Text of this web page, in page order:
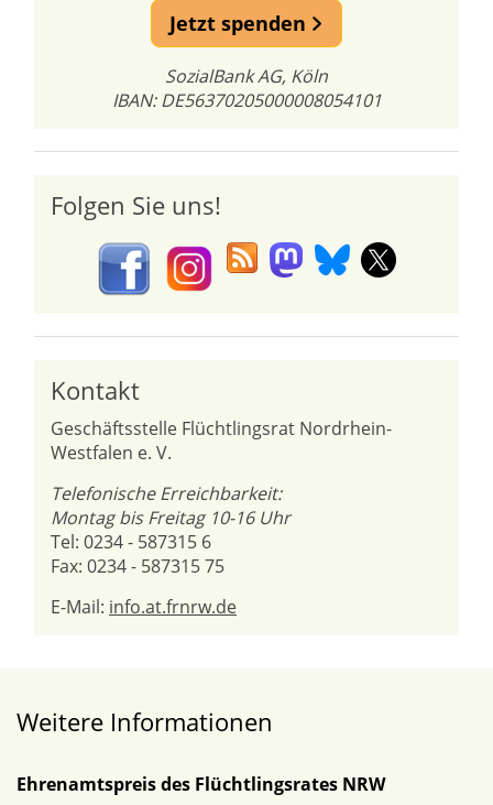
Jetzt spenden
SozialBank AG, Köln
IBAN: DE56370205000008054101
Folgen Sie uns!
Kontakt
Geschäftsstelle Flüchtlingsrat Nordrhein-
Westfalen e. V.
Telefonische Erreichbarkeit:
Montag bis Freitag 10-16 Uhr
Tel: 0234 - 587315 6
Fax: 0234 - 587315 75
E-Mail: info.at.frnrw.de
Weitere Informationen
Ehrenamtspreis des Flüchtlingsrates NRW